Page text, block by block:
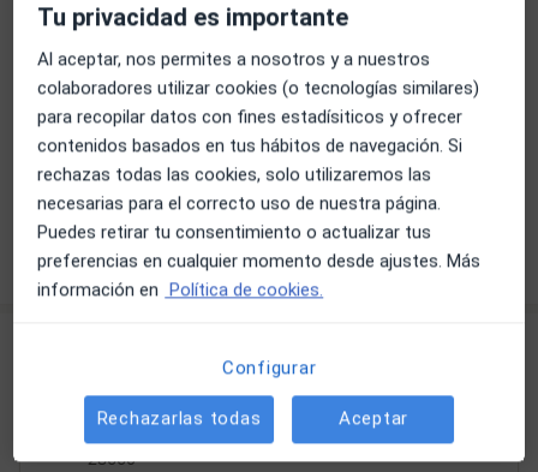
La ansiedad es el motivo de consulta más común
con sus diversas modalidades. La ansiedad en sí no
es mala, es un aviso del organismo de qué algo está
fallando y debemos solucionarlo. Pueden darse
episodios o ataques de ansiedad, fobias,
obsesiones... La sintomatología es muy diversa:
palpitaciones, sudoración, nudo...ver más
Ver todos los artículos
Consultorio privado
Boadilla del Monte
28660
Tu privacidad es importante
Al aceptar, nos permites a nosotros y a nuestros
colaboradores utilizar cookies (o tecnologías similares)
para recopilar datos con fines estadísiticos y ofrecer
contenidos basados en tus hábitos de navegación. Si
rechazas todas las cookies, solo utilizaremos las
necesarias para el correcto uso de nuestra página.
Puedes retirar tu consentimiento o actualizar tus
preferencias en cualquier momento desde ajustes. Más
información en Política de cookies.
Configurar
Rechazarlas todas Aceptar